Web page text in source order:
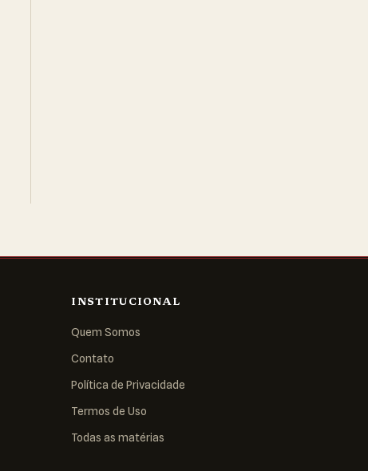
INSTITUCIONAL
Quem Somos
Contato
Política de Privacidade
Termos de Uso
Todas as matérias